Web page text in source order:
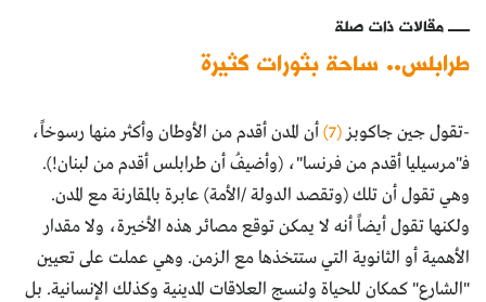
مقالات ذات صلة
طرابلس.. ساحة بثورات كثيرة
-تقول جين جاكوبز (7)
أن المدن أقدم من الأوطان وأكثر منها رسوخاً،
فـ"مرسيليا أقدم من فرنسا"، (وأضيفُ أن طرابلس أقدم من لبنان!).
وهي تقول أن تلك (وتقصد الدولة /الأمة) عابرة بالمقارنة مع المدن.
ولكنها تقول أيضاً أنه لا يمكن توقع مصائر هذه الأخيرة، ولا مقدار
الأهمية أو الثانوية التي ستتخذها مع الزمن. وهي عملت على تعيين
"الشارع" كمكان للحياة ولنسج العلاقات المدينية وكذلك الإنسانية. بل